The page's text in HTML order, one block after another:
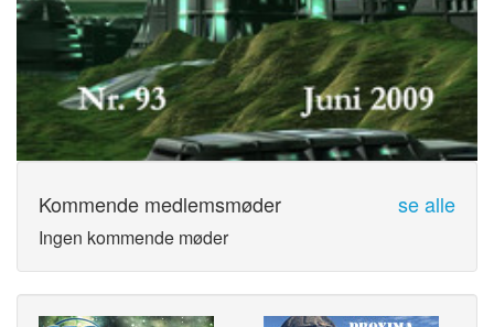
Kommende medlemsmøder se alle
Ingen kommende møder